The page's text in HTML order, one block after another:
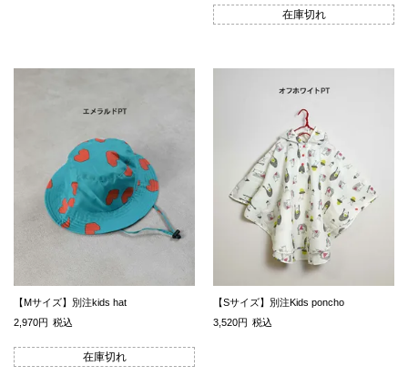
在庫切れ
【Mサイズ】別注kids hat
2,970
税込
在庫切れ
【Sサイズ】別注Kids poncho
3,520
税込